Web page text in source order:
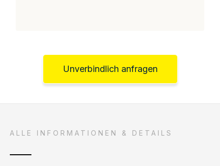
Unverbindlich anfragen
ALLE INFORMATIONEN & DETAILS